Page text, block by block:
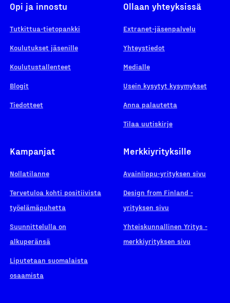
Opi ja innostu
Tutkittua-tietopankki
Koulutukset jäsenille
Koulutustallenteet
Blogit
Tiedotteet
Ollaan yhteyksissä
Extranet-jäsenpalvelu
Yhteystiedot
Medialle
Usein kysytyt kysymykset
Anna palautetta
Tilaa uutiskirje
Kampanjat
Nollatilanne
Tervetuloa kohti positiivista
työelämäpuhetta
Suunnittelulla on
alkuperänsä
Liputetaan suomalaista
osaamista
Merkkiyrityksille
Avainlippu-yrityksen sivu
Design from Finland -
yrityksen sivu
Yhteiskunnallinen Yritys -
merkkiyrityksen sivu